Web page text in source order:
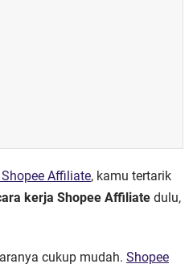
Affiliate, kamu tertarik
kerja Shopee Affiliate dulu,
cukup mudah. Shopee